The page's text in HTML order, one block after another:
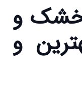
خشک و
6 بهترین و